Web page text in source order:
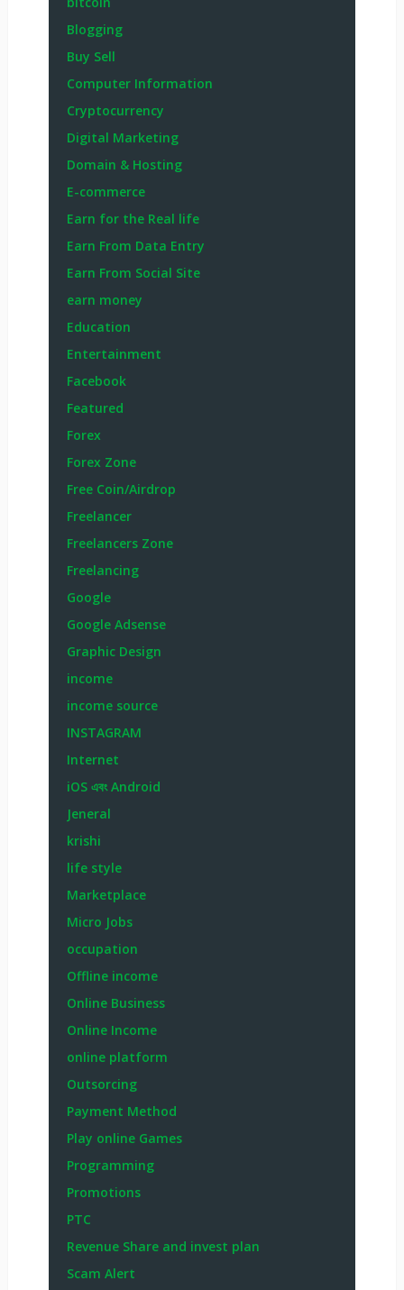
Blogging
Buy Sell
Computer Information
Cryptocurrency
Digital Marketing
Domain & Hosting
E-commerce
Earn for the Real life
Earn From Data Entry
Earn From Social Site
earn money
Education
Entertainment
Facebook
Featured
Forex
Forex Zone
Free Coin/Airdrop
Freelancer
Freelancers Zone
Freelancing
Google
Google Adsense
Graphic Design
income
income source
INSTAGRAM
Internet
iOS এবং Android
Jeneral
krishi
life style
Marketplace
Micro Jobs
occupation
Offline income
Online Business
Online Income
online platform
Outsorcing
Payment Method
Play online Games
Programming
Promotions
PTC
Revenue Share and invest plan
Scam Alert